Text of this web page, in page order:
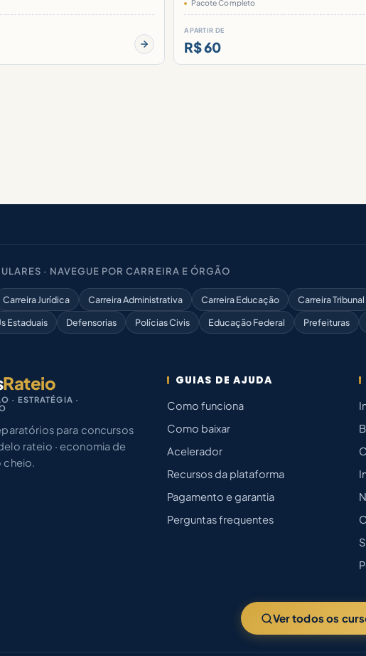
Pacote Completo
A PARTIR DE
R$ 60
· NAVEGUE POR CARREIRA E ÓRGÃO
Carreira Jurídica Carreira Administrativa Carreira Educação Carreira Tribunal
Estaduais Defensorias Polícias Civis Educação Federal Prefeituras
Rateio
· ESTRATÉGIA ·
para concursos
rateio · economia de
cheio.
GUIAS DE AJUDA
Como funciona
Como baixar
Acelerador
Recursos da plataforma
Pagamento e garantia
Perguntas frequentes
Ver todos os